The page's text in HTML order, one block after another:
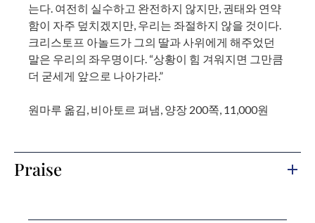
는다. 여전히 실수하고 완전하지 않지만, 권태와 연약
함이 자주 덮치겠지만, 우리는 좌절하지 않을 것이다.
크리스토프 아놀드가 그의 딸과 사위에게 해주었던
말은 우리의 좌우명이다. “상황이 힘 겨워지면 그만큼
더 굳세게 앞으로 나아가라.”
원마루 옮김, 비아토르 펴냄, 양장 200쪽, 11,000원
Praise